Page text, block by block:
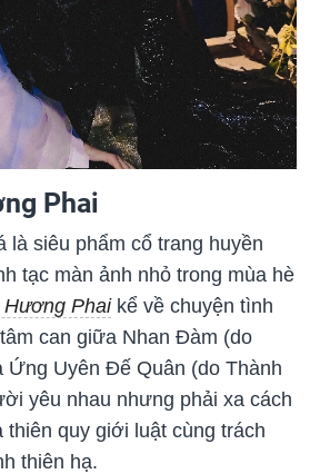
Phai
là siêu phẩm cổ trang huyền
tạc màn ảnh nhỏ trong mùa hè
Hương Phai kể về chuyện tình
can giữa Nhan Đàm (do
Uyên Đế Quân (do Thành
yêu nhau nhưng phải xa cách
quy giới luật cùng trách
thiên hạ.